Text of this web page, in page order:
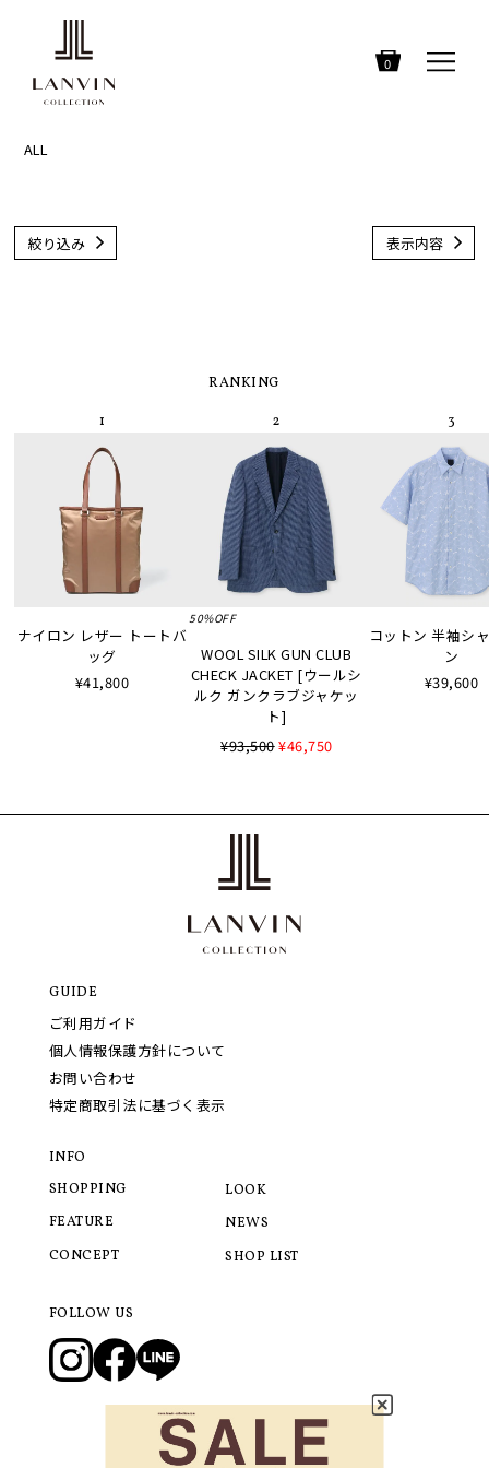
0
ALL
絞り込み 表示内容
RANKING
ナイロン レザー トートバ
ッグ
¥41,800
50%OFF
WOOL SILK GUN CLUB
CHECK JACKET [ウールシ
ルク ガンクラブジャケッ
ト]
¥93,500¥46,750
コットン 半袖シ
ン
¥39,600
GUIDE
ご利用ガイド
個人情報保護方針について
お問い合わせ
特定商取引法に基づく表示
INFO
SHOPPING
FEATURE
CONCEPT
LOOK
NEWS
SHOP LIST
FOLLOW US